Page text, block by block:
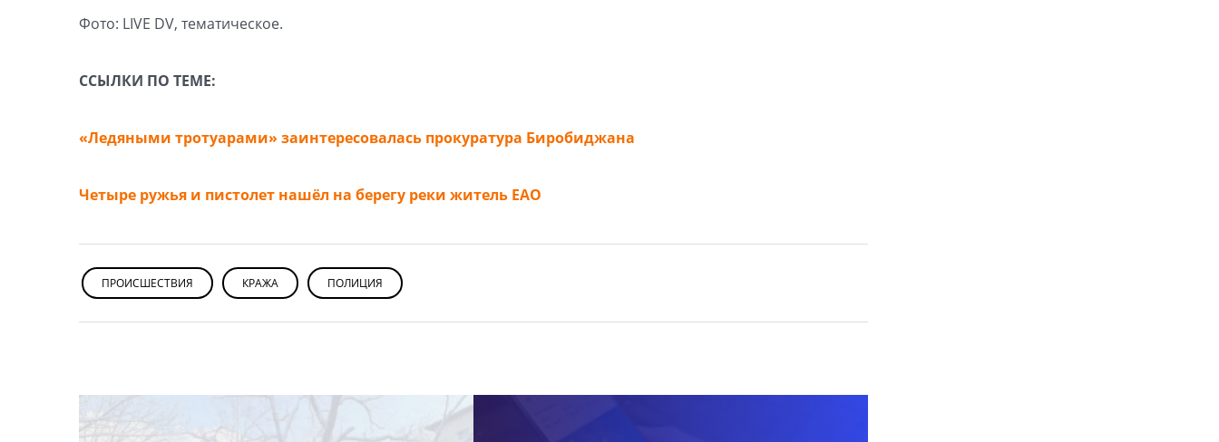
Фото: LIVE DV, тематическое.
ССЫЛКИ ПО ТЕМЕ:
«Ледяными тротуарами» заинтересовалась прокуратура Биробиджана
Четыре ружья и пистолет нашёл на берегу реки житель ЕАО
ПРОИСШЕСТВИЯ КРАЖА ПОЛИЦИЯ